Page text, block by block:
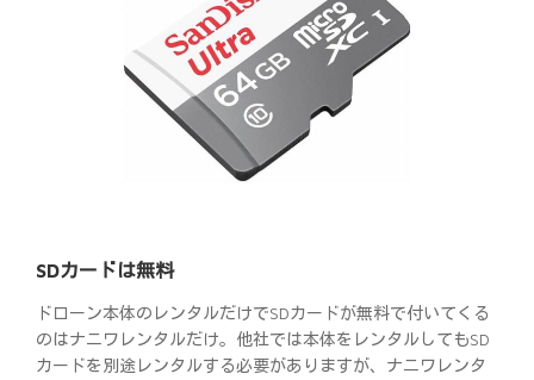
SDカードは無料
ドローン本体のレンタルだけでSDカードが無料で付いてくる
のはナニワレンタルだけ。他社では本体をレンタルしてもSD
カードを別途レンタルする必要がありますが、ナニワレンタ